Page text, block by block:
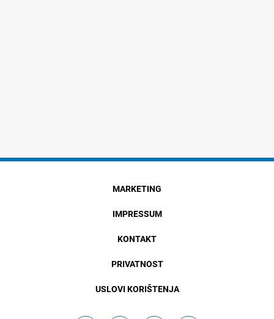
MARKETING
IMPRESSUM
KONTAKT
PRIVATNOST
USLOVI KORIŠTENJA